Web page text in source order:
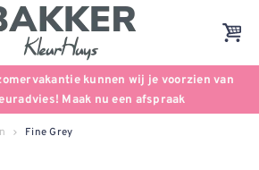
kunnen wij je voorzien van
Maak nu een afspraak
Fine Grey